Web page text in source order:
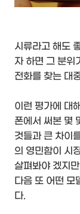
시류라고 해도
자 하면 그 분위
전화를 찾는 대
이런 평가에 대
폰에서 써본 몇
것들과 큰 차이
의 영민함이 시
살펴봐야 겠지
다음 또 어떤 모
다.